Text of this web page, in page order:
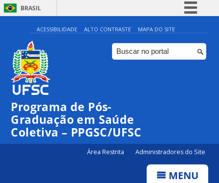
BRASIL
Simplifique!
Comunica BR
Participe
ACESSIBILIDADE ALTO CONTRASTE MAPA DO SITE
Programa de Pós-
Graduação em Saúde
Coletiva – PPGSC/UFSC
Área Restrita Administradores do Site
MENU